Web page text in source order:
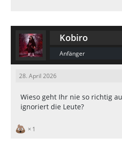
Kobiro
Anfänger
28. April 2026
Wieso geht Ihr nie so richtig
ignoriert die Leute?
1